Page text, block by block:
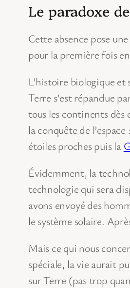
Le paradoxe
Cette absence pose
pour la première fois
L’histoire biologique
Terre s’est répandue
tous les continents dès
la conquête de
étoiles proches puis la
Évidemment, la
technologie qui sera
avons envoyé des
le système solaire.
Mais ce qui nous
spéciale, la vie aurait
sur Terre (pas trop